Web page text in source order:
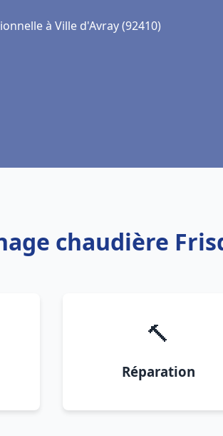
à Ville d'Avray (92410)
chaudière
🔨
Réparation